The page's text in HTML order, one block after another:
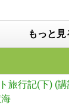
もっと見
旅行記(下) (